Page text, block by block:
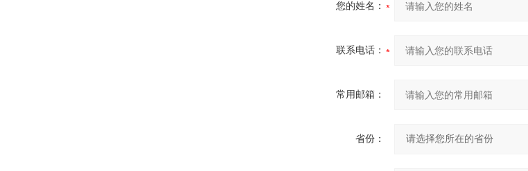
您的姓名：
联系电话：
常用邮箱：
省份：